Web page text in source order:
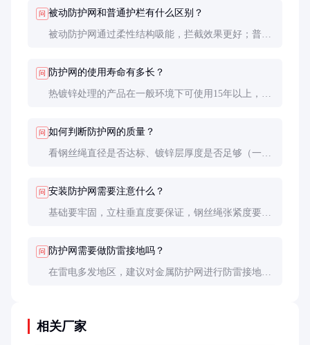
问 被动防护网和普通护栏有什么区别？
被动防护网通过柔性结构吸能，拦截效果更好；普通
问 防护网的使用寿命有多长？
热镀锌处理的产品在一般环境下可使用15年以上，沿
问 如何判断防护网的质量？
看钢丝绳直径是否达标、镀锌层厚度是否足够（一般
问 安装防护网需要注意什么？
基础要牢固，立柱垂直度要保证，钢丝绳张紧度要均
问 防护网需要做防雷接地吗？
在雷电多发地区，建议对金属防护网进行防雷接地处
相关厂家